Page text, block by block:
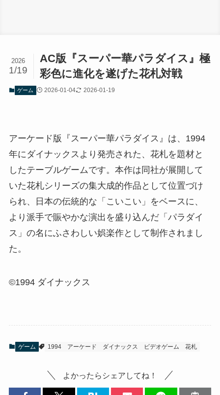
AC版『スーパー華パラダイス』極
彩色に進化を遂げた花札対戦
2026
1/19
ゲーム 2026-01-04 2026-01-19
アーケード版『スーパー華パラダイス』は、1994
年にダイナックスより発売された、花札を題材と
したテーブルゲームです。本作は同社が展開して
いた花札シリーズの集大成的作品として位置づけ
られ、日本の伝統的な「こいこい」をベースに、
より派手で賑やかな演出を盛り込んだ「パラダイ
ス」の名にふさわしい娯楽作として制作されまし
た。
©1994 ダイナックス
ゲーム 1994 アーケード ダイナックス ビデオゲーム 花札
よかったらシェアしてね！